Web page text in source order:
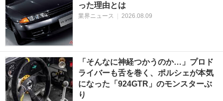
った理由とは
業界ニュース | 2026.08.09
「そんなに神経つかうのか…」プロド
ライバーも舌を巻く、ポルシェが本気
になった「924GTR」のモンスターぶ
り